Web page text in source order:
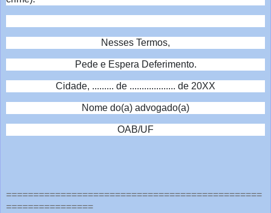
Nesses Termos,
Pede e Espera Deferimento.
Cidade, ......... de ................... de 20XX
Nome do(a) advogado(a)
OAB/UF
===============================================
================